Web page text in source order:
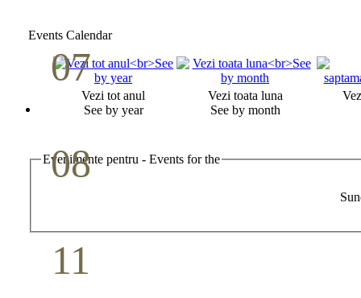
07 Cina Domnului
08 Studiu biblic pentru tineri
11
Events Calendar
Vezi tot anul
See by year
Vezi toata luna
See by month
Evenimente pentru - Events for the